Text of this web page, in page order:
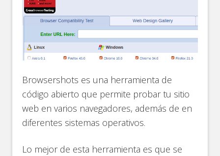
Browsershots es una herramienta de
código abierto que permite probar tu sitio
web en varios navegadores, además de en
diferentes sistemas operativos.
Lo mejor de esta herramienta es que se